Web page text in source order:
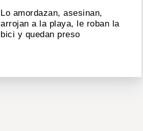
Lo amordazan, asesinan,
arrojan a la playa, le roban la
bici y quedan preso